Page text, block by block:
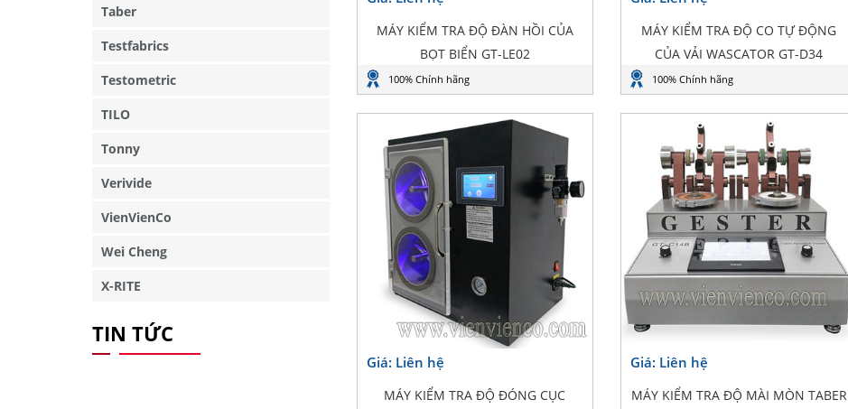
MÁY KIỂM TRA ĐỘ ĐÀN HỒI CỦA
BỌT BIỂN GT-LE02
100% Chính hãng
MÁY KIỂM TRA ĐỘ CO TỰ ĐỘNG
CỦA VẢI WASCATOR GT-D34
100% Chính hãng
Giá: Liên hệ
MÁY KIỂM TRA ĐỘ ĐÓNG CỤC
Giá: Liên hệ
MÁY KIỂM TRA ĐỘ MÀI MÒN TABER
Taber
Testfabrics
Testometric
TILO
Tonny
Verivide
VienVienCo
Wei Cheng
X-RITE
TIN TỨC